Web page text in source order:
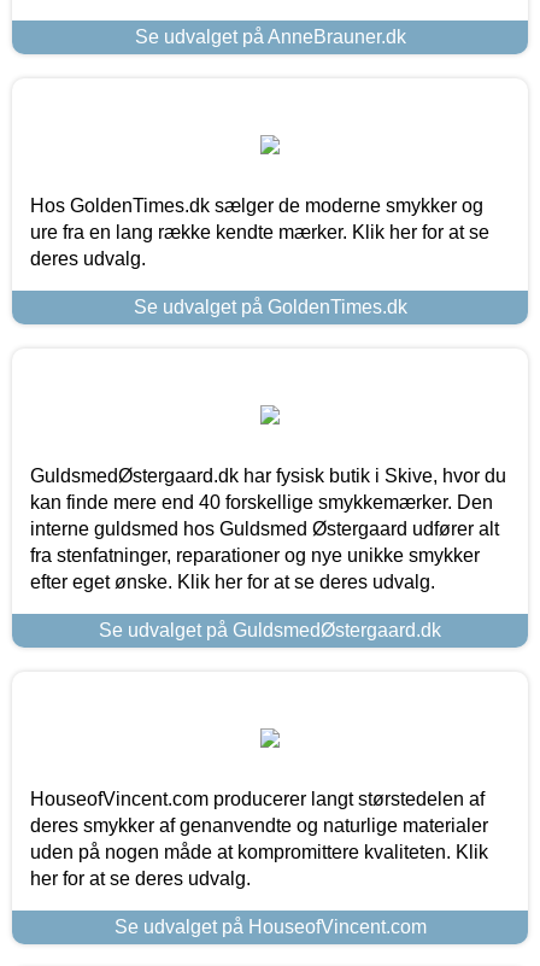
Se udvalget på AnneBrauner.dk
Hos GoldenTimes.dk sælger de moderne smykker og
ure fra en lang række kendte mærker. Klik her for at se
deres udvalg.
Se udvalget på GoldenTimes.dk
GuldsmedØstergaard.dk har fysisk butik i Skive, hvor du
kan finde mere end 40 forskellige smykkemærker. Den
interne guldsmed hos Guldsmed Østergaard udfører alt
fra stenfatninger, reparationer og nye unikke smykker
efter eget ønske. Klik her for at se deres udvalg.
Se udvalget på GuldsmedØstergaard.dk
HouseofVincent.com producerer langt størstedelen af
deres smykker af genanvendte og naturlige materialer
uden på nogen måde at kompromittere kvaliteten. Klik
her for at se deres udvalg.
Se udvalget på HouseofVincent.com